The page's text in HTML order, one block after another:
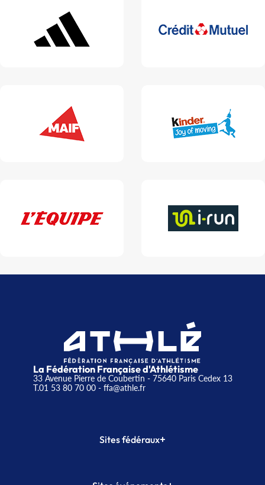
La Fédération Française d'Athlétisme
33 Avenue Pierre de Coubertin - 75640 Paris Cedex 13
T.01 53 80 70 00- ffa@athle.fr
Sites fédéraux+